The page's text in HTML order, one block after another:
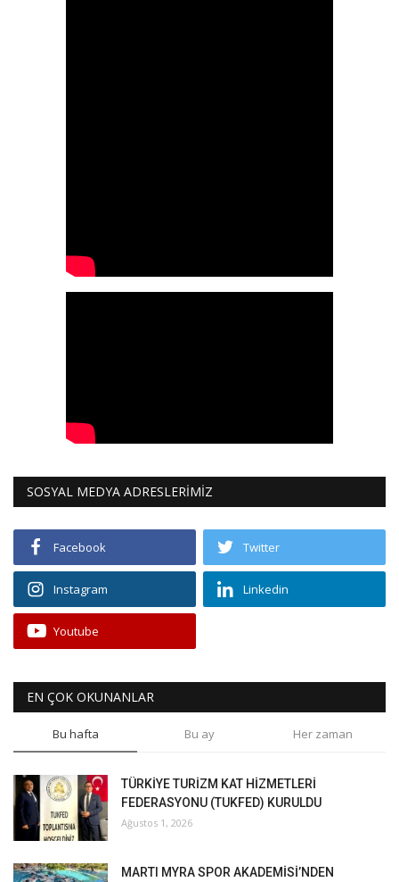
SOSYAL MEDYA ADRESLERİMİZ
Facebook Twitter
Instagram Linkedin
Youtube
EN ÇOK OKUNANLAR
Bu hafta Bu ay Her zaman
TÜRKİYE TURİZM KAT HİZMETLERİ
FEDERASYONU (TUKFED) KURULDU
Ağustos 1, 2026
MARTI MYRA SPOR AKADEMİSİ’NDEN